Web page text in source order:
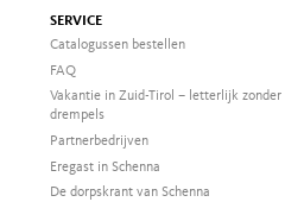
SERVICE
Catalogussen bestellen
FAQ
Vakantie in Zuid-Tirol – letterlijk zonder
drempels
Partnerbedrijven
Eregast in Schenna
De dorpskrant van Schenna